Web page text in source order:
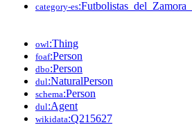
category-es
owl:Thing
foaf:Person
dbo:Person
dul:NaturalPerson
schema:Person
dul:Agent
wikidata:Q215627